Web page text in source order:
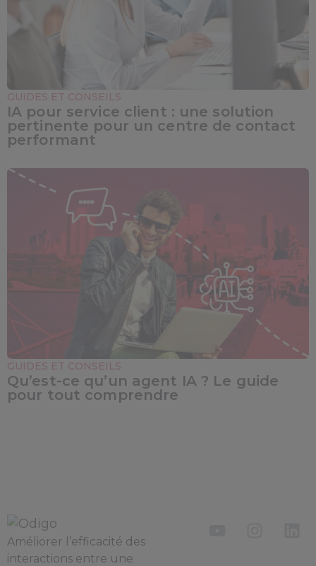
GUIDES ET CONSEILS
IA pour service client : une solution
pertinente pour un centre de contact
performant
GUIDES ET CONSEILS
Qu’est-ce qu’un agent IA ? Le guide
pour tout comprendre
Améliorer l’efficacité des
interactions entre une